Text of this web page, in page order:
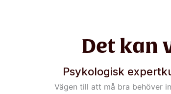
Det kan
Psykologisk
Vägen till att må bra behöver